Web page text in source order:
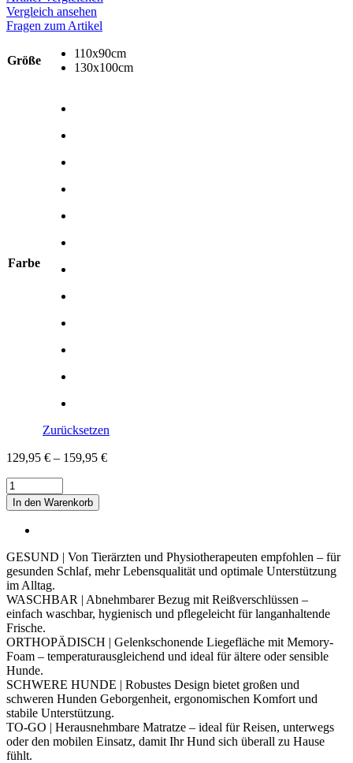
Vergleich ansehen
Fragen zum Artikel
Größe
110x90cm
130x100cm
Farbe
Zurücksetzen
129,95 € – 159,95 €
BRUCE
VELOURS
Orthopädisches
Hundebett
In den Warenkorb
GESUND | Von Tierärzten und Physiotherapeuten empfohlen – für
gesunden Schlaf, mehr Lebensqualität und optimale Unterstützung
im Alltag.
WASCHBAR | Abnehmbarer Bezug mit Reißverschlüssen –
einfach waschbar, hygienisch und pflegeleicht für langanhaltende
Frische.
ORTHOPÄDISCH | Gelenkschonende Liegefläche mit Memory-
Foam – temperaturausgleichend und ideal für ältere oder sensible
Hunde.
SCHWERE HUNDE | Robustes Design bietet großen und
schweren Hunden Geborgenheit, ergonomischen Komfort und
stabile Unterstützung.
TO-GO | Herausnehmbare Matratze – ideal für Reisen, unterwegs
oder den mobilen Einsatz, damit Ihr Hund sich überall zu Hause
fühlt.